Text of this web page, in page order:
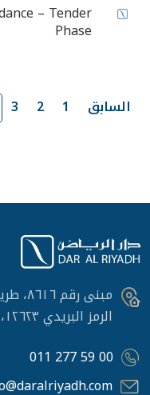
– Tender
Phase
السابق 1
2
3
مبنى رقم ٨٦١٦، طريق صلاح الدين الأيوبي، حي الضباط
الرمز البريدي ١٢٦٢٣، الرياض، المملكة العربية السعودية
011 277 59 00